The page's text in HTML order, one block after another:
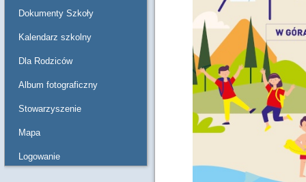
Dokumenty Szkoły
Kalendarz szkolny
Dla Rodziców
Album fotograficzny
Stowarzyszenie
Mapa
Logowanie